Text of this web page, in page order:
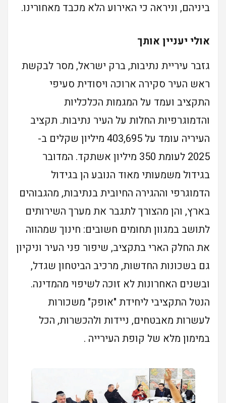
ביניהם, וניראה כי האירוע הלא מכבד מאחורינו.
אולי יעניין אותך
גזבר עיריית נתיבות, ברק ישראל, מסר לבקשת
ראש העיר סקירה ארוכה ויסודית סעיפי
התקציב ועמד על המגמות הכלכליות
והדמוגרפיות החלות על העיר נתיבות. תקציב
העיריה עומד על 403,695 מיליון שקלים ב-
2025 לעומת 350 מיליון אשתקד. המדובר
בגידול משמעותי מאוד הנובע הן בגידול
הדמוגרפי וההגירה החיובית בנתיבות, מהגבוהים
בארץ, והן מהצורך לתגבר את מערך השירותים
לתושב במגוון תחומים חשובים: חינוך שמהווה
את החלק הארי בתקציב, שיפור פני העיר וניקיון
גם בשכונות החדשות, מרכיב הביטחון שגדל,
ובשנים האחרונות לא זוכה לשיפוי מהמדינה.
הנטל התקציבי ליחידת "אופק" משכורות
לעשרות מאבטחים, ניידות ולהכשרות, הכל
במימון מלא של קופת העירייה .